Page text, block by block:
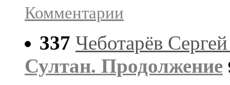
Комментарии
337 Чеботарёв
Султан. Продолжение